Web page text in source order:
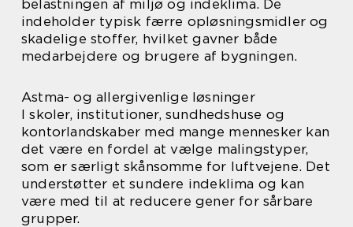
belastningen af miljø og indeklima. De
indeholder typisk færre opløsningsmidler og
skadelige stoffer, hvilket gavner både
medarbejdere og brugere af bygningen.
Astma- og allergivenlige løsninger
I skoler, institutioner, sundhedshuse og
kontorlandskaber med mange mennesker kan
det være en fordel at vælge malingstyper,
som er særligt skånsomme for luftvejene. Det
understøtter et sundere indeklima og kan
være med til at reducere gener for sårbare
grupper.